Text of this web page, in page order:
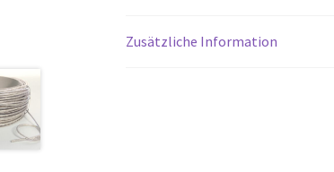
Zusätzliche Information